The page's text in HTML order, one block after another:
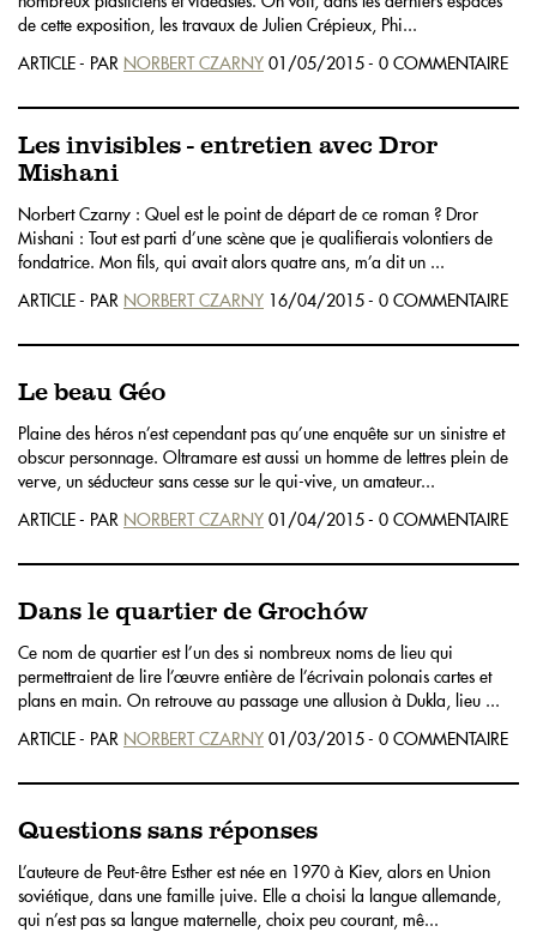
de cette exposition, les travaux de Julien Crépieux, Phi...
ARTICLE - PAR NORBERT CZARNY 01/05/2015 - 0 COMMENTAIRE
Les invisibles - entretien avec Dror
Mishani
Norbert Czarny : Quel est le point de départ de ce roman ? Dror
Mishani : Tout est parti d’une scène que je qualifierais volontiers de
fondatrice. Mon fils, qui avait alors quatre ans, m’a dit un ...
ARTICLE - PAR NORBERT CZARNY 16/04/2015 - 0 COMMENTAIRE
Le beau Géo
Plaine des héros n’est cependant pas qu’une enquête sur un sinistre et
obscur personnage. Oltramare est aussi un homme de lettres plein de
verve, un séducteur sans cesse sur le qui-vive, un amateur...
ARTICLE - PAR NORBERT CZARNY 01/04/2015 - 0 COMMENTAIRE
Dans le quartier de Grochów
Ce nom de quartier est l’un des si nombreux noms de lieu qui
permettraient de lire l’œuvre entière de l’écrivain polonais cartes et
plans en main. On retrouve au passage une allusion à Dukla, lieu ...
ARTICLE - PAR NORBERT CZARNY 01/03/2015 - 0 COMMENTAIRE
Questions sans réponses
L’auteure de Peut-être Esther est née en 1970 à Kiev, alors en Union
soviétique, dans une famille juive. Elle a choisi la langue allemande,
qui n’est pas sa langue maternelle, choix peu courant, mê...